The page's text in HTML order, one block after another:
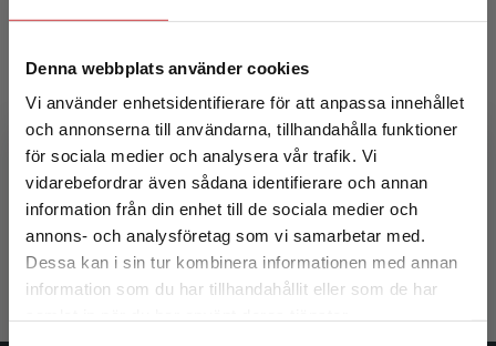
Denna webbplats använder cookies
Vi använder enhetsidentifierare för att anpassa innehållet
och annonserna till användarna, tillhandahålla funktioner
för sociala medier och analysera vår trafik. Vi
vidarebefordrar även sådana identifierare och annan
information från din enhet till de sociala medier och
annons- och analysföretag som vi samarbetar med.
Dessa kan i sin tur kombinera informationen med annan
information som du har tillhandahållit eller som de har
Begränsad fraktregion
Det verkar som att du besöker
studentlitteratur.se via en enhet utanför Sverige.
Organisationer och kommunikation
Fredriksson, Magnus (red.)
357 krinkl. moms
Exkl. moms: 337 kr